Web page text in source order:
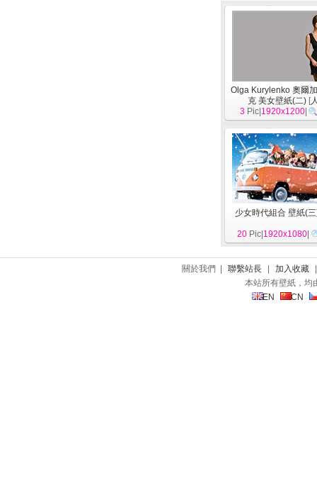
Olga Kurylenko 奧爾
克 美女壁紙(二) [
3 Pic| 1920x1200
少女時代組合 壁紙(
20 Pic| 1920x1080
關於我們 | 聯繫站長 加入收藏
本站所有壁紙，均
EN
CN